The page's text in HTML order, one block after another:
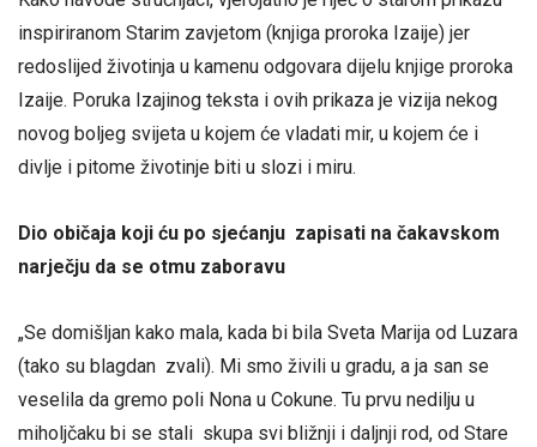
inspiriranom Starim zavjetom (knjiga proroka Izaije) jer
redoslijed životinja u kamenu odgovara dijelu knjige proroka
Izaije. Poruka Izajinog teksta i ovih prikaza je vizija nekog
novog boljeg svijeta u kojem će vladati mir, u kojem će i
divlje i pitome životinje biti u slozi i miru.
Dio običaja koji ću po sjećanju zapisati na čakavskom
narječju da se otmu zaboravu
„Se domišljan kako mala, kada bi bila Sveta Marija od Luzara
(tako su blagdan zvali). Mi smo živili u gradu, a ja san se
veselila da gremo poli Nona u Cokune. Tu prvu nedilju u
miholjčaku bi se stali skupa svi bližnji i daljnji rod, od Stare